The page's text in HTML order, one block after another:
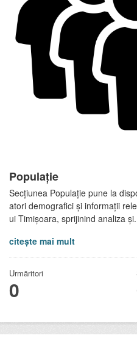
Populație
Secțiunea Populație pune la
atori demografici și informații
ui Timișoara, sprijinind analiza
citește mai mult
Urmăritori
0